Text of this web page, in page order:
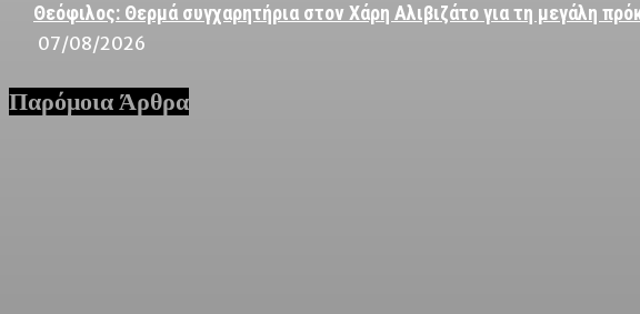
Θεόφιλος: Θερμά συγχαρητήρια στον Χάρη Αλιβιζάτο για τη μεγάλη
07/08/2026
Παρόμοια Άρθρα